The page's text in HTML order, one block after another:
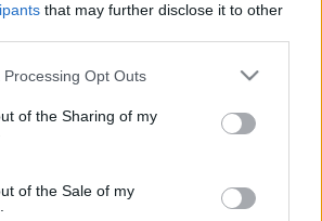
that may further disclose it to other
website/app uses one or more Google
or usage behaviour. You may click to
to Google and its third-party tags to
specified purposes in below Google
Opt Outs
of the Sharing of my
of the Sale of my